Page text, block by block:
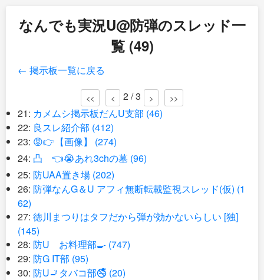
なんでも実況U@防弾のスレッド一
覧 (49)
← 掲示板一覧に戻る
<< < 2 / 3 > >>
21: カメムシ掲示板だんU支部 (46)
22: 良スレ紹介部 (412)
23: 😡👉【画像】 (274)
24: 凸 👈😭あれ3chの墓 (96)
25: 防UAA置き場 (202)
26: 防弾なんG＆U アフィ無断転載監視スレッド(仮) (1
62)
27: 徳川まつりはタフだから弾が効かないらしい [独]
(145)
28: 防U お料理部🍳 (747)
29: 防G IT部 (95)
30: 防U🚬タバコ部🚭 (20)